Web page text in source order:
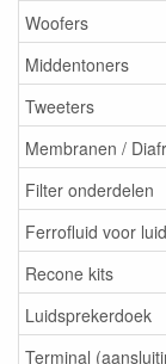
Woofers
Middentoners
Tweeters
Membranen /
Filter onderdelen
Ferrofluid voor
Recone kits
Luidsprekerdoek
Terminal